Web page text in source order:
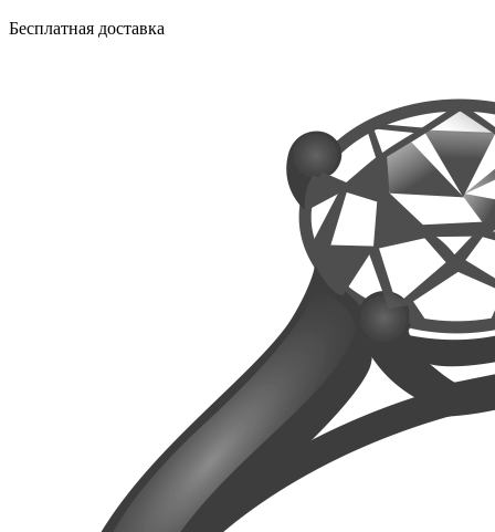
Бесплатная доставка